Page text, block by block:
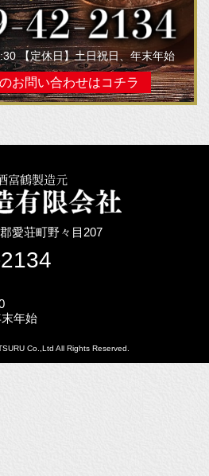
【定休日】土日祝日、年末年始
お問い合わせはコチラ
愛荘町野々目207
末年始
Co.,Ltd All Rights Reserved.